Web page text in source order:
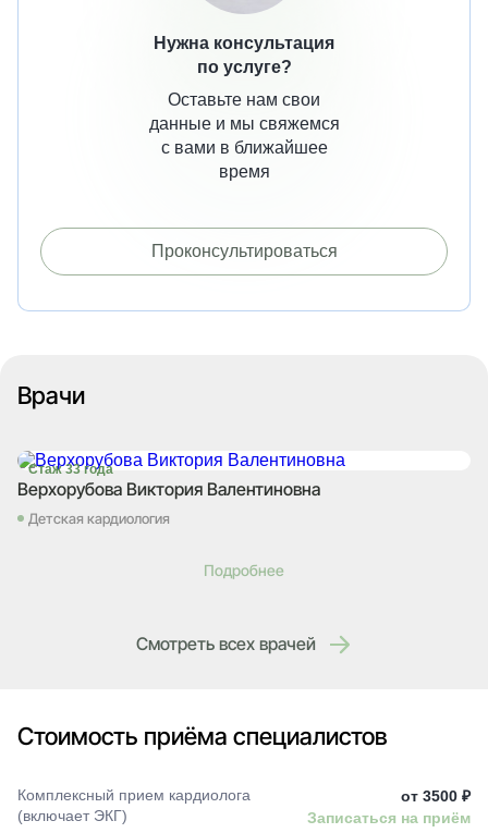
Нужна консультация
по услуге?
Оставьте нам свои
данные и мы свяжемся
с вами в ближайшее
время
Проконсультироваться
Врачи
Стаж 33 года
Верхорубова Виктория Валентиновна
Детская кардиология
Подробнее
Смотреть всех врачей
Стоимость приёма специалистов
Комплексный прием кардиолога
(включает ЭКГ)
от 3500 ₽
Записаться на приём